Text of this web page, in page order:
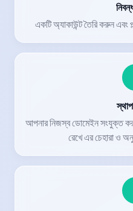
একটি অ্যাকাউন্ট তৈরি করুন এবং
আপনার নিজস্ব ডোমেইন সংযুক্ত করুন
রেখে এর চেহারা ও